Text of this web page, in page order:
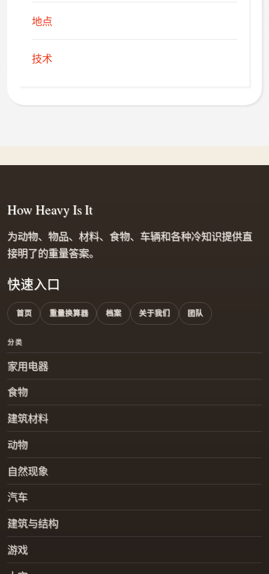
地点
技术
快速入口
首页 重量换算器 档案 关于我们 团队
分类
家用电器
食物
建筑材料
动物
自然现象
汽车
建筑与结构
游戏
How Heavy Is It
为动物、物品、材料、食物、车辆和各种冷知识提供直
接明了的重量答案。